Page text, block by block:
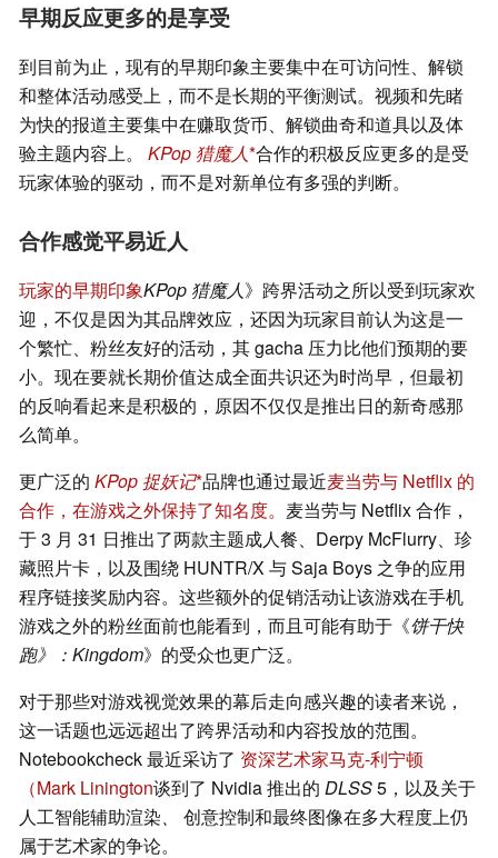
早期反应更多的是享受
到目前为止，现有的早期印象主要集中在可访问性、解锁
和整体活动感受上，而不是长期的平衡测试。视频和先睹
为快的报道主要集中在赚取货币、解锁曲奇和道具以及体
验主题内容上。 KPop 猎魔人 合作的积极反应更多的是受
玩家体验的驱动，而不是对新单位有多强的判断。
合作感觉平易近人
玩家的早期印象KPop 猎魔人》跨界活动之所以受到玩家欢
迎，不仅是因为其品牌效应，还因为玩家目前认为这是一
个繁忙、粉丝友好的活动，其 gacha 压力比他们预期的要
小。现在要就长期价值达成全面共识还为时尚早，但最初
的反响看起来是积极的，原因不仅仅是推出日的新奇感那
么简单。
更广泛的 KPop 捉妖记 品牌也通过最近麦当劳与 Netflix 的
合作，在游戏之外保持了知名度。 麦当劳与 Netflix 合作，
于 3 月 31 日推出了两款主题成人餐、Derpy McFlurry、珍
藏照片卡，以及围绕 HUNTR/X 与 Saja Boys 之争的应用
程序链接奖励内容。这些额外的促销活动让该游戏在手机
游戏之外的粉丝面前也能看到，而且可能有助于《饼干快
跑》：Kingdom》的受众也更广泛。
对于那些对游戏视觉效果的幕后走向感兴趣的读者来说，
这一话题也远远超出了跨界活动和内容投放的范围。
Notebookcheck 最近采访了 资深艺术家马克-利宁顿
（Mark Linington谈到了 Nvidia 推出的 DLSS5，以及关于
人工智能辅助渲染、 创意控制和最终图像在多大程度上仍
属于艺术家的争论。